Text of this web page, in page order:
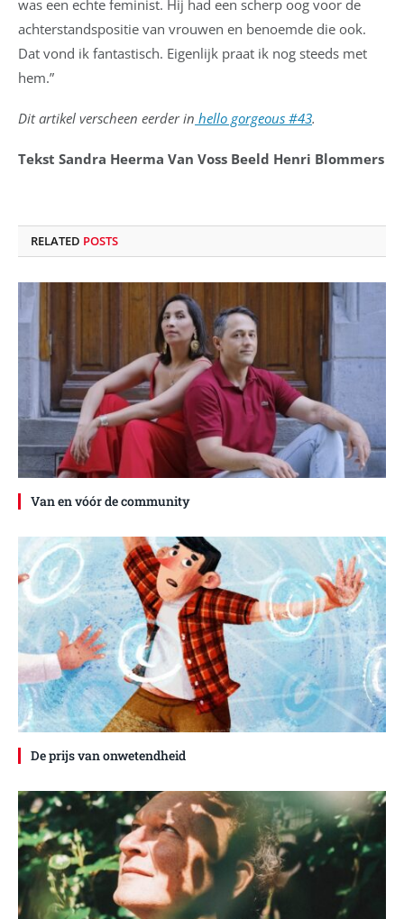
was een echte feminist. Hij had een scherp oog voor de
achterstandspositie van vrouwen en benoemde die ook.
Dat vond ik fantastisch. Eigenlijk praat ik nog steeds met
hem.”
Dit artikel verscheen eerder in hello gorgeous #43.
Tekst Sandra Heerma Van Voss Beeld Henri Blommers
RELATED POSTS
Van en vóór de community
De prijs van onwetendheid